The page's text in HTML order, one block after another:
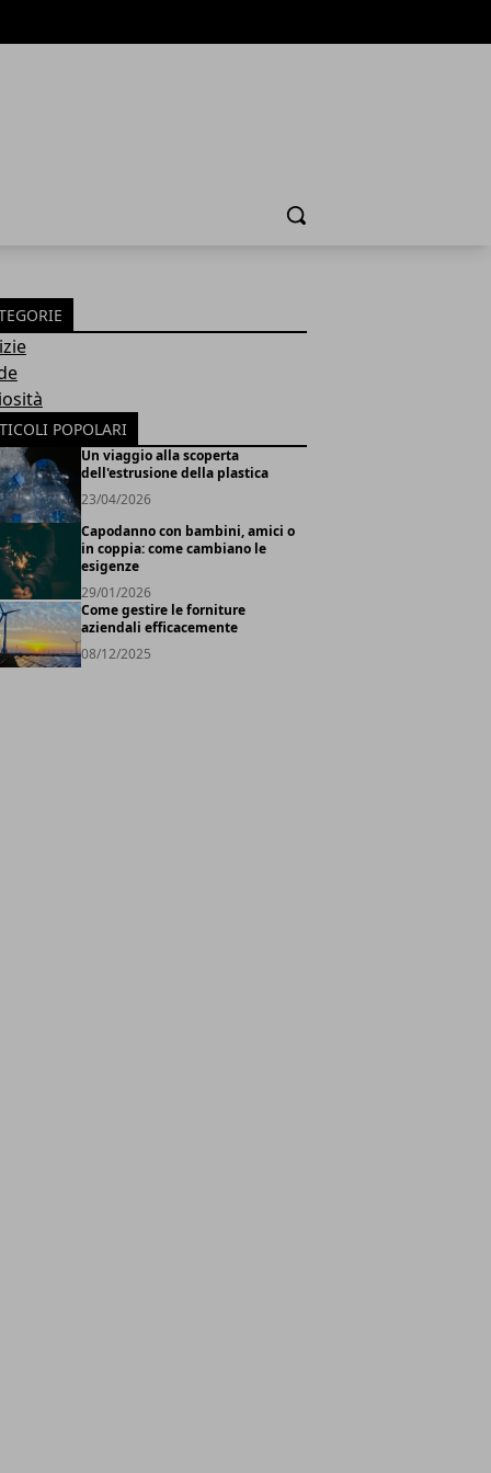
Cerca
POPOLARI
Un viaggio alla scoperta
dell'estrusione della plastica
23/04/2026
Capodanno con bambini, amici o
in coppia: come cambiano le
esigenze
29/01/2026
Come gestire le forniture
aziendali efficacemente
08/12/2025